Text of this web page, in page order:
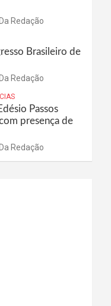
Da Redação
Brasileiro de
Da Redação
Passos
presença de
Da Redação